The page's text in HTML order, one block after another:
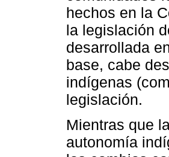
hechos en la
la legislación
desarrollada
base, cabe
indígenas
legislación.
Mientras que
autonomía